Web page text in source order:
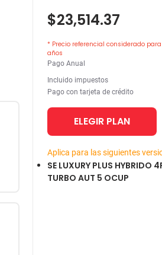
$23,514.37
* Precio referencial considerado
años
Pago Anual
Incluido impuestos
Pago con tarjeta de crédito
ELEGIR PLAN
Aplica para las siguientes
SE LUXURY PLUS HYBRIDO
TURBO AUT 5 OCUP